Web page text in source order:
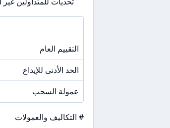
التقييم العام
الحد الأدنى للإيداع
عمولة السحب
# التكاليف والعمولات